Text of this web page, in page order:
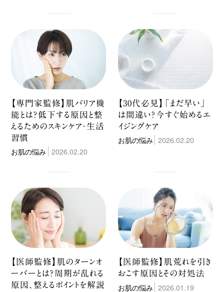
【専門家監修】肌バリア機
能とは？低下する原因と整
えるためのスキンケア・生活
習慣
お肌の悩み 2026.02.20
【30代必見】「まだ早い」
は間違い？今すぐ始めるエ
イジングケア
お肌の悩み 2026.02.20
【医師監修】肌のターンオ
ーバーとは？周期が乱れる
原因、整えるポイントを解説
【医師監修】肌荒れを引き
おこす原因とその対処法
お肌の悩み 2026.01.19